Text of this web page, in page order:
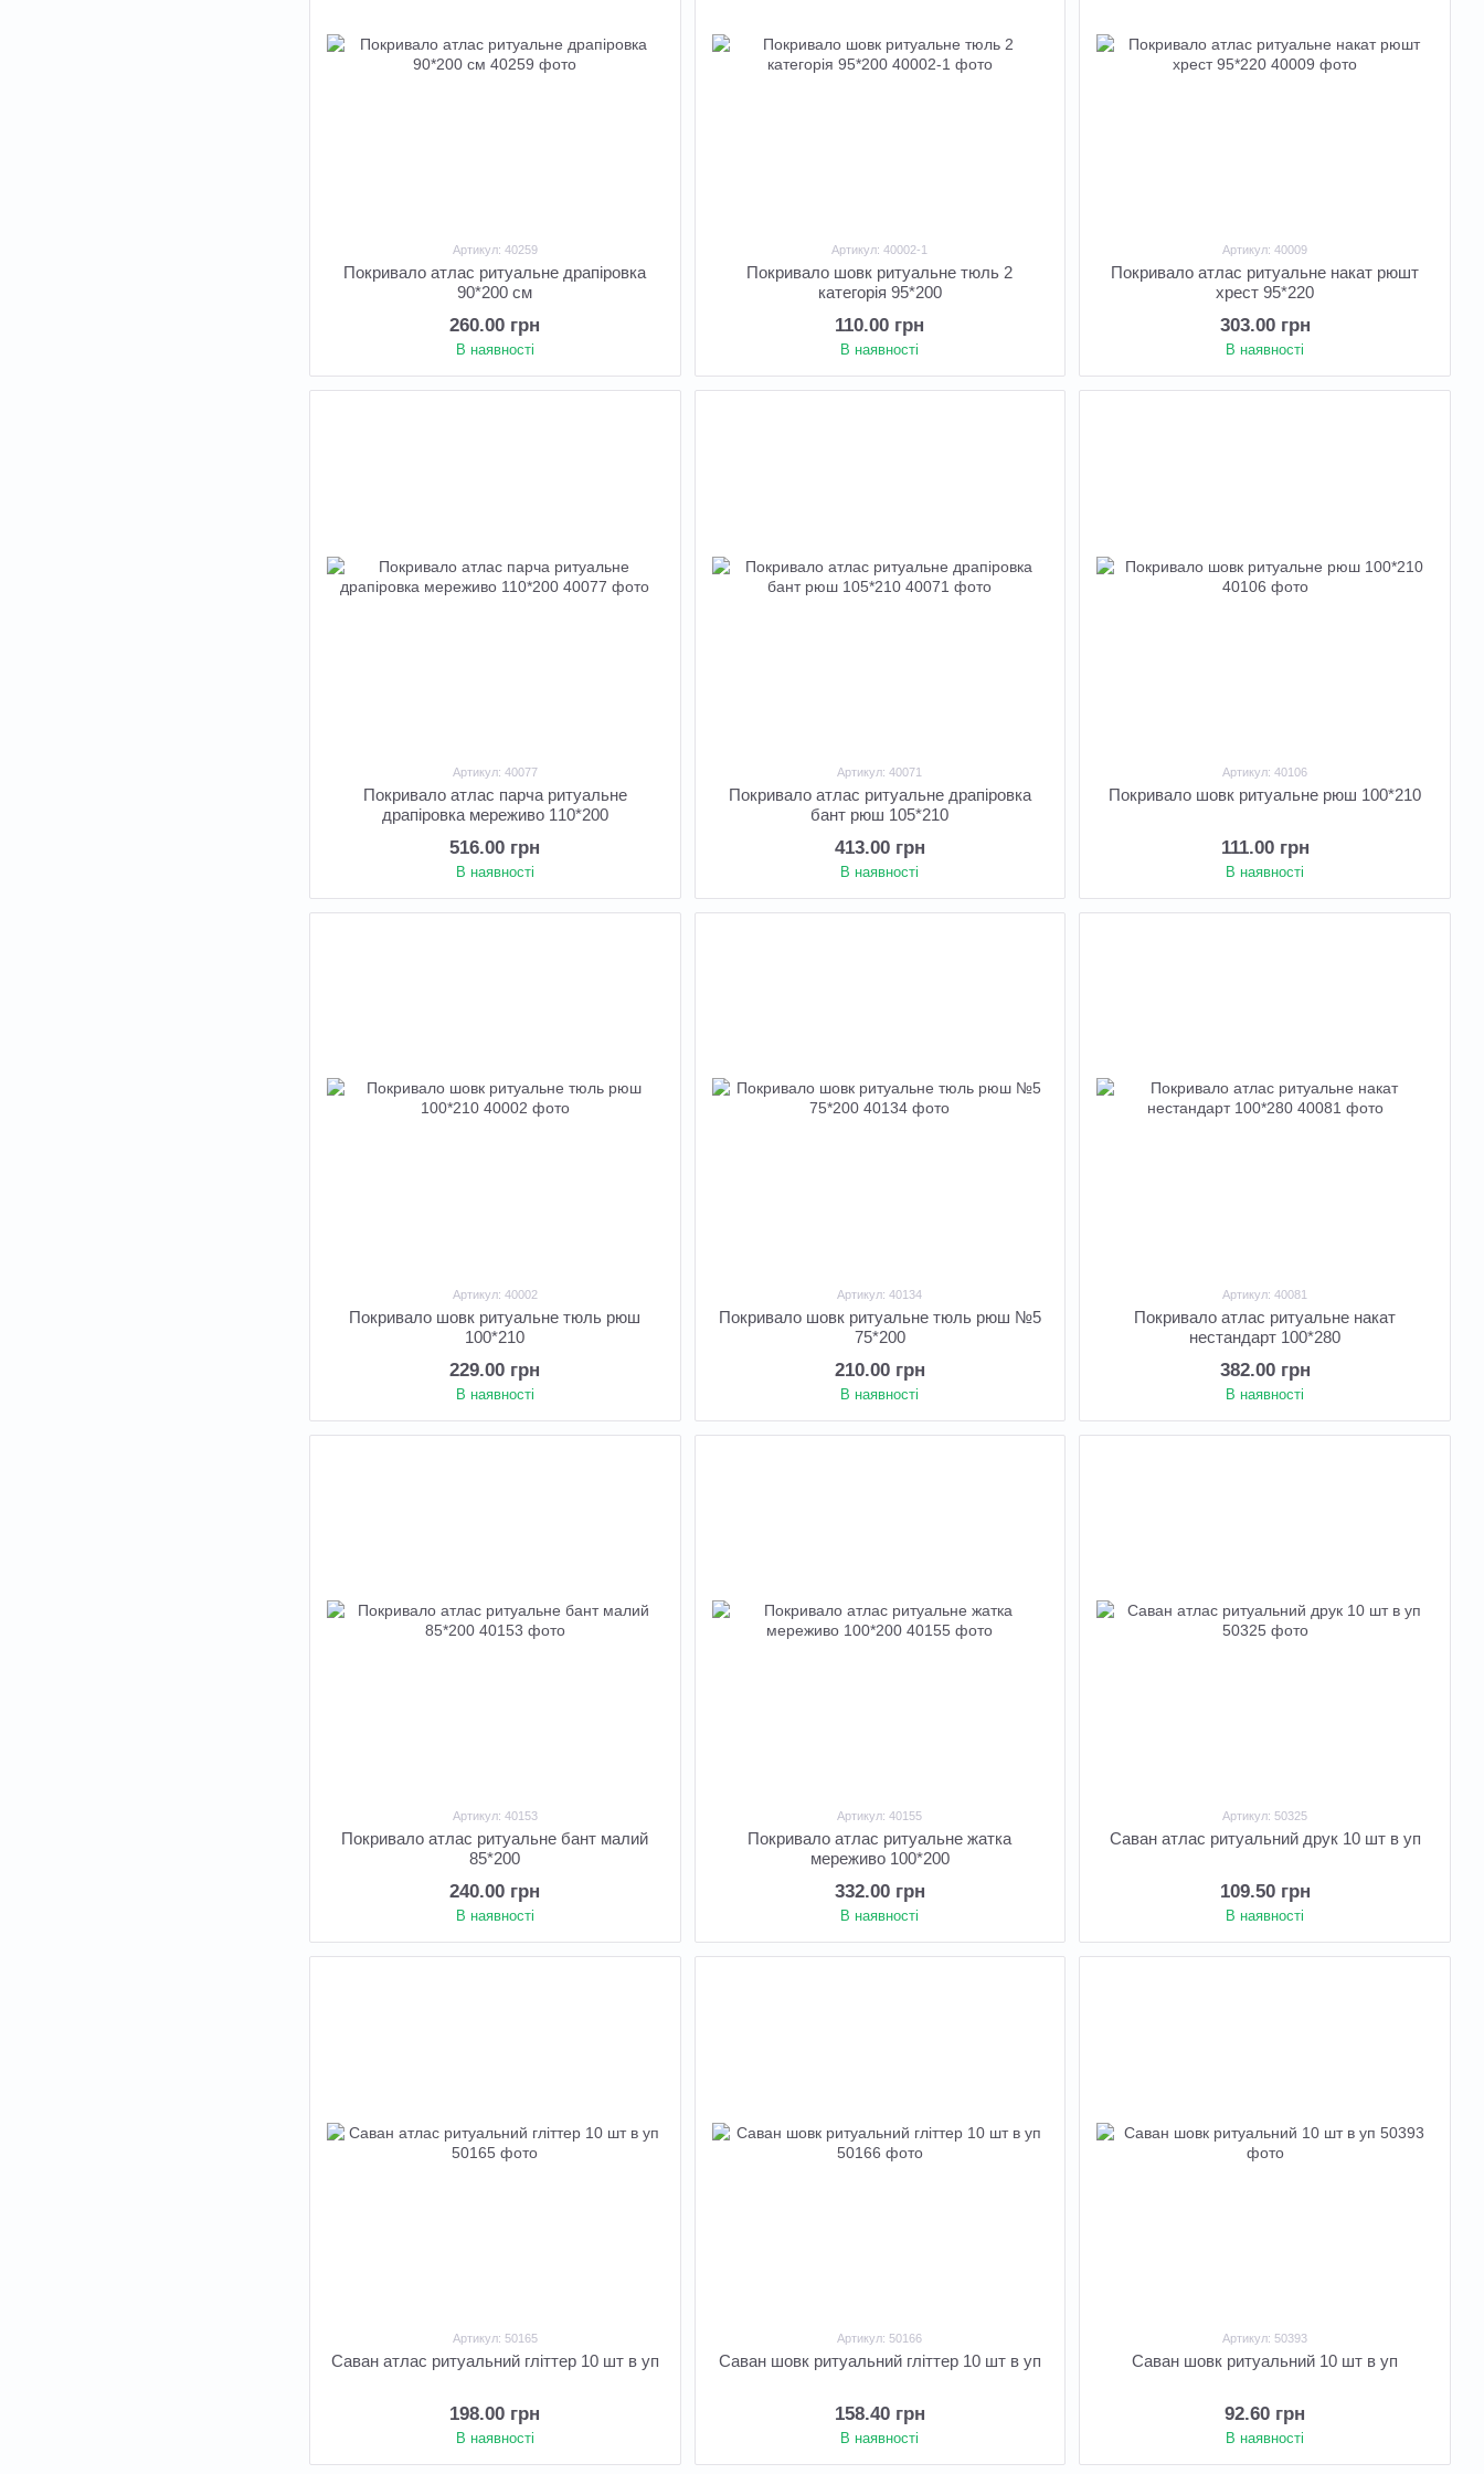
Артикул: 40259
Покривало атлас ритуальне драпіровка
90*200 см
260.00 грн
В наявності
Артикул: 40002-1
Покривало шовк ритуальне тюль 2
категорія 95*200
110.00 грн
В наявності
Артикул: 40009
Покривало атлас ритуальне накат рюшт
хрест 95*220
303.00 грн
В наявності
Артикул: 40077
Покривало атлас парча ритуальне
драпіровка мереживо 110*200
516.00 грн
В наявності
Артикул: 40071
Покривало атлас ритуальне драпіровка
бант рюш 105*210
413.00 грн
В наявності
Артикул: 40106
Покривало шовк ритуальне рюш 100*210
111.00 грн
В наявності
Артикул: 40002
Покривало шовк ритуальне тюль рюш
100*210
229.00 грн
В наявності
Артикул: 40134
Покривало шовк ритуальне тюль рюш №5
75*200
210.00 грн
В наявності
Артикул: 40081
Покривало атлас ритуальне накат
нестандарт 100*280
382.00 грн
В наявності
Артикул: 40153
Покривало атлас ритуальне бант малий
85*200
240.00 грн
В наявності
Артикул: 40155
Покривало атлас ритуальне жатка
мереживо 100*200
332.00 грн
В наявності
Артикул: 50325
Саван атлас ритуальний друк 10 шт в уп
109.50 грн
В наявності
Артикул: 50165
Саван атлас ритуальний гліттер 10 шт в уп
198.00 грн
В наявності
Артикул: 50166
Саван шовк ритуальний гліттер 10 шт в уп
158.40 грн
В наявності
Артикул: 50393
Саван шовк ритуальний 10 шт в уп
92.60 грн
В наявності